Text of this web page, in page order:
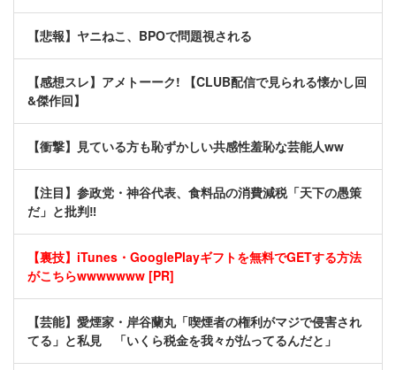
【悲報】ヤニねこ、BPOで問題視される
【感想スレ】アメトーーク! 【CLUB配信で見られる懐かし回
&傑作回】
【衝撃】見ている方も恥ずかしい共感性羞恥な芸能人ww
【注目】参政党・神谷代表、食料品の消費減税「天下の愚策
だ」と批判‼
【裏技】iTunes・GooglePlayギフトを無料でGETする方法
がこちらwwwwwww [PR]
【芸能】愛煙家・岸谷蘭丸「喫煙者の権利がマジで侵害され
てる」と私見 「いくら税金を我々が払ってるんだと」